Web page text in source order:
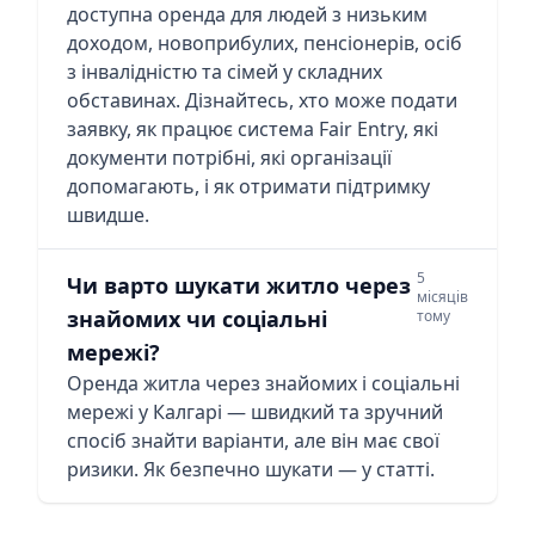
доступна оренда для людей з низьким
доходом, новоприбулих, пенсіонерів, осіб
з інвалідністю та сімей у складних
обставинах. Дізнайтесь, хто може подати
заявку, як працює система Fair Entry, які
документи потрібні, які організації
допомагають, і як отримати підтримку
швидше.
Чи варто шукати житло через
знайомих чи соціальні
мережі?
5
місяців
тому
Оренда житла через знайомих і соціальні
мережі у Калгарі — швидкий та зручний
спосіб знайти варіанти, але він має свої
ризики. Як безпечно шукати — у статті.